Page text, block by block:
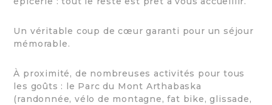
Un véritable coup de cœur garanti pour un séjour
mémorable.
À proximité, de nombreuses activités pour tous
les goûts : le Parc du Mont Arthabaska
(randonnée, vélo de montagne, fat bike, glissade,